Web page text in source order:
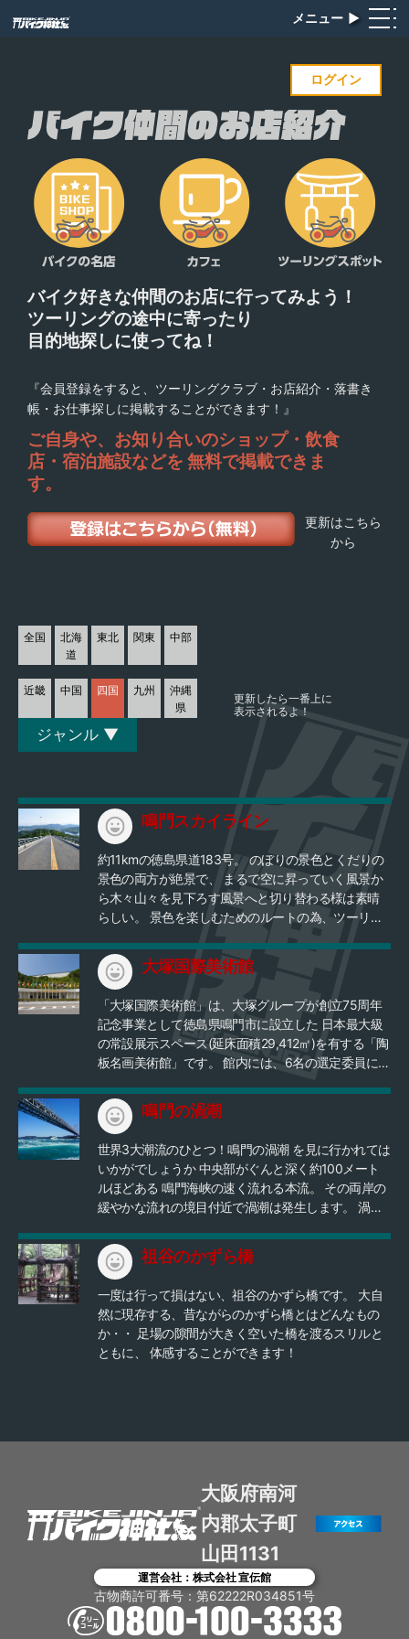
メニュー ▶︎
ログイン
バイク好きな仲間のお店に行ってみよう！
ツーリングの途中に寄ったり
目的地探しに使ってね！
『会員登録をすると、ツーリングクラブ・お店紹介・落書き
帳・お仕事探しに掲載することができます！』
ご自身や、お知り合いのショップ・飲食
店・宿泊施設などを 無料で掲載できま
す。
更新はこちら
から
全国
北海
道
東北 関東 中部
近畿 中国 四国 九州
沖縄
県
更新したら一番上に
表示されるよ！
ジャンル ▼
鳴門スカイライン
約11kmの徳島県道183号。 のぼりの景色とくだりの
景色の両方が絶景で、 まるで空に昇っていく風景か
ら木々山々を見下ろす風景へと切り替わる様は素晴
らしい。 景色を楽しむためのルートの為、ツーリン
に面しており、明石方面・香川方面どちらからでも
往復の道すら楽しめる良ポイントです！ 名産のわか
めのしゃぶしゃぶを食べて帰ってください～ 肉厚で
美味です！
大塚国際美術館
「大塚国際美術館」は、大塚グループが創立75周年
記念事業として徳島県鳴門市に設立した 日本最大級
の常設展示スペース(延床面積29,412㎡)を有する「陶
板名画美術館」です。 館内には、6名の選定委員によ
の美術館が所蔵する現代絵画まで至宝の西洋名画
1,000余点を 大塚オーミ陶業株式会社の特殊技術によ
ってオリジナル作品と同じ大きさに複製していま
す。 それらは美術書や教科書と違い、原画が持つ本
来の美術的価値を真に味わうことができ、 日本に居
ながらにして世界の美術館が体験できます。 入館料
（いずれも消費税等込） 一般 3,300円 大学生
2,200円 小中高生 550円 アクセス：神戸淡路鳴門
自動車道 鳴門北ICすぐ 駐車場：450台 無料
鳴門の渦潮
世界3大潮流のひとつ！鳴門の渦潮 を見に行かれては
いかがでしょうか 中央部がぐんと深く約100メート
ルほどある 鳴門海峡の速く流れる本流。 その両岸の
緩やかな流れの境目付近で渦潮は発生します。 渦潮
す。 渦が巻いている時間は、数秒から数十秒。渦は
出来ては消え、 消えては新たな渦が発生するという
のを繰り返します。 ぜひツーリングの目的地にどう
ぞ！
祖谷のかずら橋
一度は行って損はない、祖谷のかずら橋です。 大自
然に現存する、昔ながらのかずら橋とはどんなもの
か・・ 足場の隙間が大きく空いた橋を渡るスリルと
ともに、 体感することができます！
大阪府南河
内郡太子町
山田1131
運営会社：株式会社 宣伝館
古物商許可番号：第62222R034851号